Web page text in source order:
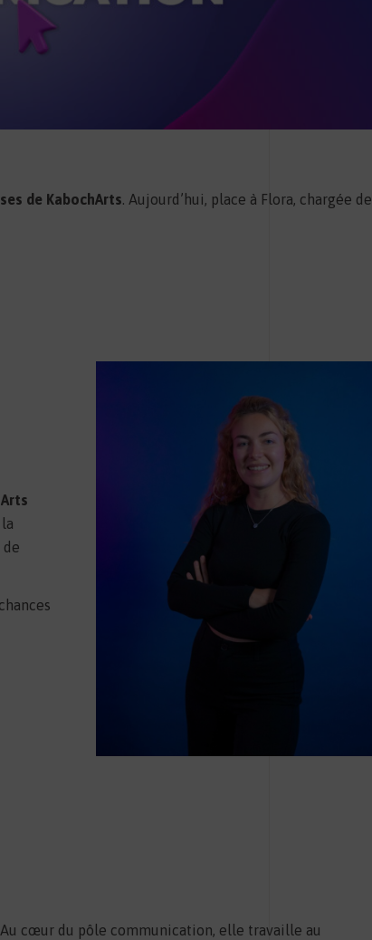
de KabochArts . Aujourd’hui, place à Flora, chargée de
de
Au cœur du pôle communication, elle travaille au